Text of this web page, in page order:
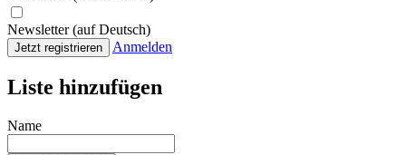
Newsletter (auf Deutsch)
Jetzt registrieren Anmelden
Liste hinzufügen
Name